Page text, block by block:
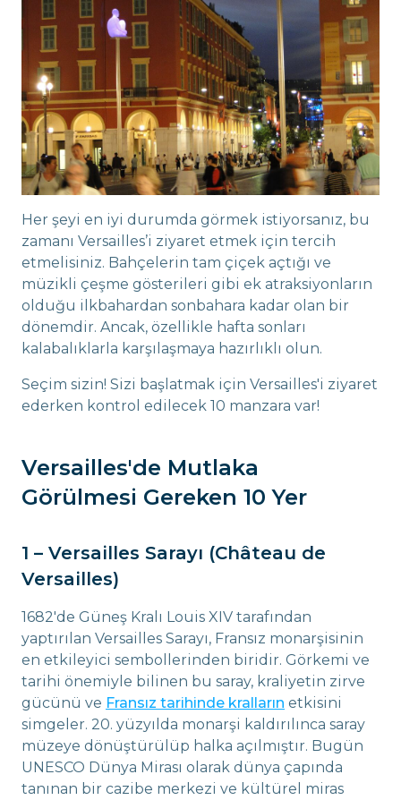
Her şeyi en iyi durumda görmek istiyorsanız, bu
zamanı Versailles’i ziyaret etmek için tercih
etmelisiniz. Bahçelerin tam çiçek açtığı ve
müzikli çeşme gösterileri gibi ek atraksiyonların
olduğu ilkbahardan sonbahara kadar olan bir
dönemdir. Ancak, özellikle hafta sonları
kalabalıklarla karşılaşmaya hazırlıklı olun.
Seçim sizin! Sizi başlatmak için Versailles'i ziyaret
ederken kontrol edilecek 10 manzara var!
Versailles'de Mutlaka
Görülmesi Gereken 10 Yer
1 – Versailles Sarayı (Château de
Versailles)
1682'de Güneş Kralı Louis XIV tarafından
yaptırılan Versailles Sarayı, Fransız monarşisinin
en etkileyici sembollerinden biridir. Görkemi ve
tarihi önemiyle bilinen bu saray, kraliyetin zirve
gücünü ve Fransız tarihinde kralların etkisini
simgeler. 20. yüzyılda monarşi kaldırılınca saray
müzeye dönüştürülüp halka açılmıştır. Bugün
UNESCO Dünya Mirası olarak dünya çapında
tanınan bir cazibe merkezi ve kültürel miras